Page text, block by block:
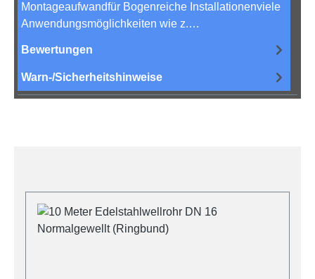
Montageaufwandfür Bogenreiche Installationenviele
Anwendungsmöglichkeiten wie z.…
Bewertungen
Warn-/Sicherheitshinweise